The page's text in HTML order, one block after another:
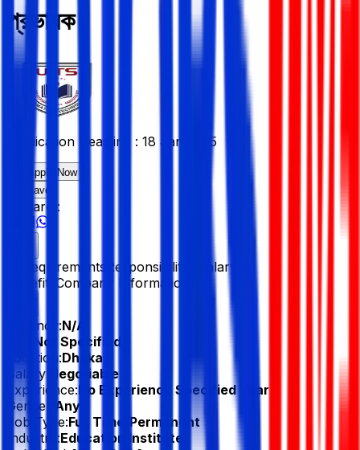
প্রভাষক
Application Deadline : 18 Jan 2025
Apply Now
Save
Share :
Requirements Responsibilities
Salary &
Benefits Company Information
Vacancy:N/A
Not Specified
Location:Dhaka
Salary:
Negotiable
Experience:No Experience Specified Year
Gender:
Any
Job Type:Full Time/Permanent
Industry:Education Institute